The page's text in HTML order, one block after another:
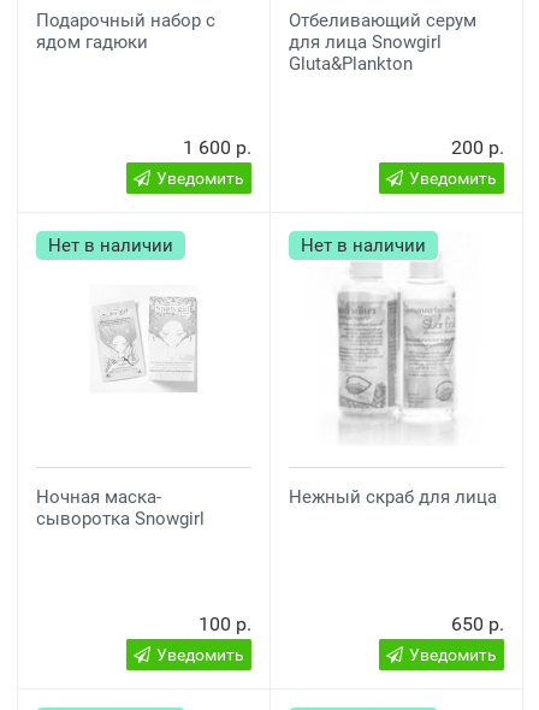
Подарочный набор с
ядом гадюки
1 600 р.
Уведомить
Отбеливающий серум
для лица Snowgirl
Gluta&Plankton
200 р.
Уведомить
Нет в наличии
Ночная маска-
сыворотка Snowgirl
100 р.
Уведомить
Нет в наличии
Нежный скраб для лица
650 р.
Уведомить